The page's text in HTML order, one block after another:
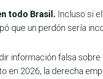
todo Brasil. Incluso si
que un perdón sería
información falsa
en 2026, la derecha